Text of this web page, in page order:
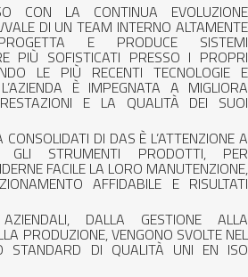
CON LA CONTINUA EVOLUZIONE
DI UN TEAM INTERNO ALTAMENTE
E PRODUCE SISTEMI
PIÙ SOFISTICATI PRESSO I PROPRI
LE PIÙ RECENTI TECNOLOGIE E
È IMPEGNATA A MIGLIORA
E LA QUALITÀ DEI SUOI
DI DAS È L’ATTENZIONE A
GLI STRUMENTI PRODOTTI, PER
FACILE LA LORO MANUTENZIONE,
AFFIDABILE E RISULTATI
DALLA GESTIONE ALLA
PRODUZIONE, VENGONO SVOLTE NEL
STANDARD DI QUALITÀ UNI EN ISO